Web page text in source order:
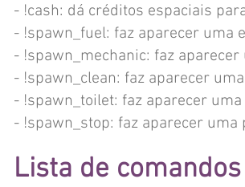
- !cash: dá créditos espaciais
- !spawn_fuel: faz aparecer uma
- !spawn_mechanic: faz
- !spawn_clean: faz aparecer
- !spawn_toilet: faz aparecer
- !spawn_stop: faz aparecer
Lista de